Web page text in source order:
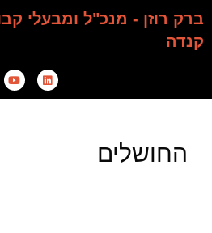
ברק רוזן - מנכ"ל ומבעלי
קנדה
החושלים